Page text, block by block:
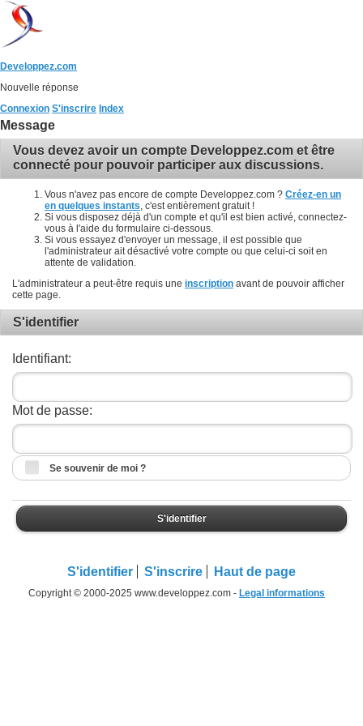
Developpez.com
Nouvelle réponse
Connexion S'inscrire Index
Message
Vous devez avoir un compte Developpez.com et être
connecté pour pouvoir participer aux discussions.
Vous n'avez pas encore de compte Developpez.com ? Créez-en un
en quelques instants , c'est entièrement gratuit !
Si vous disposez déjà d'un compte et qu'il est bien activé, connectez-
vous à l'aide du formulaire ci-dessous.
Si vous essayez d'envoyer un message, il est possible que
l'administrateur ait désactivé votre compte ou que celui-ci soit en
attente de validation.
L'administrateur a peut-être requis une inscription avant de pouvoir afficher
cette page.
S'identifier
Identifiant:
Mot de passe:
Se souvenir de moi ?
S'identifier
S'identifier S'inscrire Haut de page
Copyright © 2000-2025 www.developpez.com - Legal informations